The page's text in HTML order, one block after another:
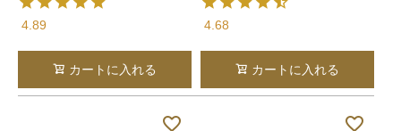
4.89
カートに入れる
4.68
カートに入れる